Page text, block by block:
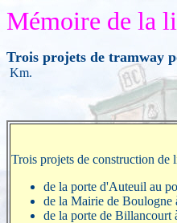
Mémoire de la
Trois projets de tramway
Km.
Trois projets de construction de
de la porte d'Auteuil au
de la Mairie de Boulogne
de la porte de Billancourt